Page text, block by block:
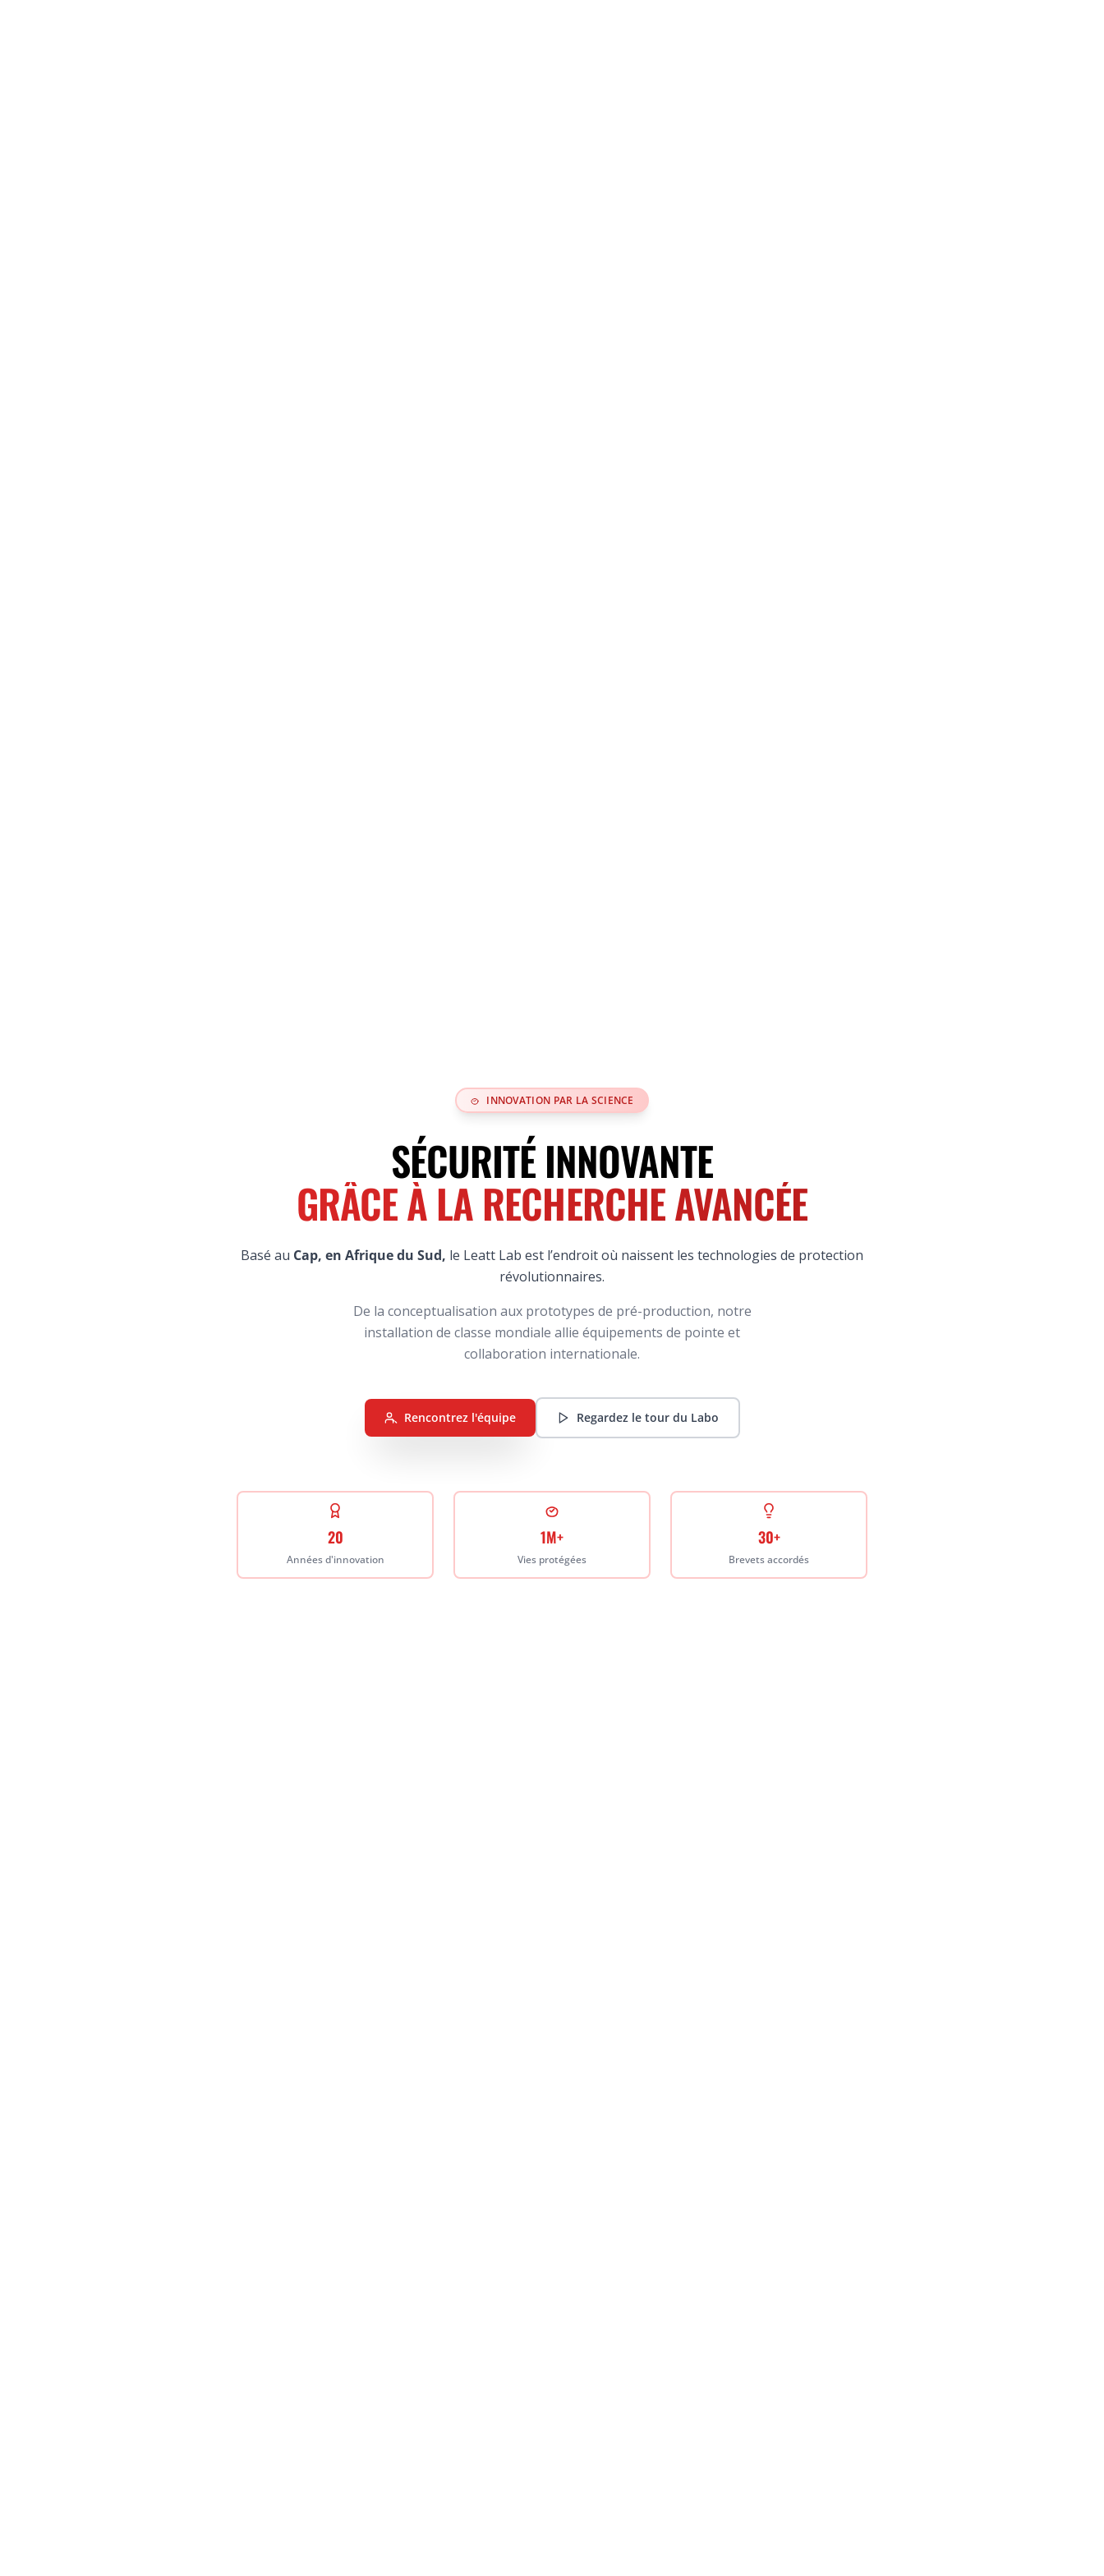
INNOVATION PAR LA SCIENCE
SÉCURITÉ INNOVANTE
GRÂCE À LA RECHERCHE AVANCÉE
Basé au Cap, en Afrique du Sud, le Leatt Lab est l’endroit où naissent les technologies de protection
révolutionnaires.
De la conceptualisation aux prototypes de pré-production, notre
installation de classe mondiale allie équipements de pointe et
collaboration internationale.
Rencontrez l'équipe Regardez le tour du Labo
20
Années d'innovation
1M+
Vies protégées
30+
Brevets accordés